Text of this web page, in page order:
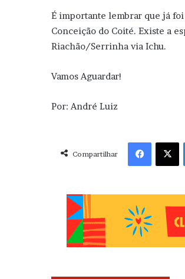
É importante lembrar que já
Conceição do Coité. Existe a
Riachão/Serrinha via Ichu.
Vamos Aguardar!
Por: André Luiz
Compartilhar
Facebook X